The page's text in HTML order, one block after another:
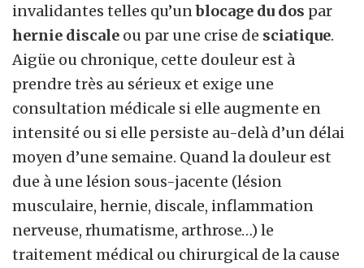
invalidantes telles qu’unblocage du dos par
hernie discale ou par une crise de sciatique.
Aigüe ou chronique, cette douleur est à
prendre très au sérieux et exige une
consultation médicale si elle augmente en
intensité ou si elle persiste au-delà d’un délai
moyen d’une semaine. Quand la douleur est
due à une lésion sous-jacente (lésion
musculaire, hernie, discale, inflammation
nerveuse, rhumatisme, arthrose…) le
traitement médical ou chirurgical de la cause